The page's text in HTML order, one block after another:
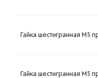
Гайка шестигранная М5
Гайка шестигранная М5